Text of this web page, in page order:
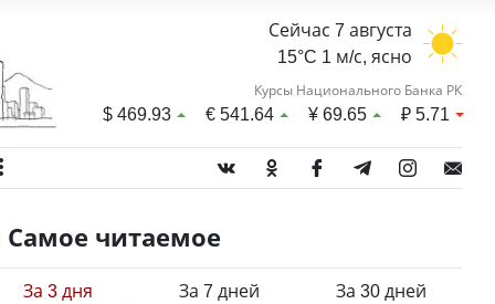
Сейчас 7 августа
15°C 1 м/с, ясно
Курсы Национального Банка РК
$469.93 €541.64 ¥69.65 ₽5.71
Самое читаемое
За 3 дня За 7 дней За 30 дней